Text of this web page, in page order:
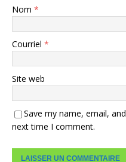
Nom *
Courriel *
Site web
Save my name, email,
next time I comment.